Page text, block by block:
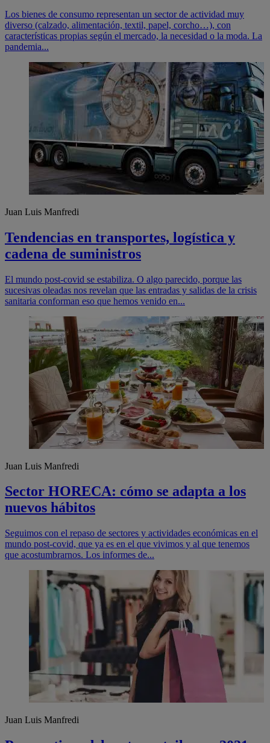
Los bienes de consumo representan un sector de actividad muy
diverso (calzado, alimentación, textil, papel, corcho…), con
características propias según el mercado, la necesidad o la moda. La
pandemia...
Juan Luis Manfredi
Tendencias en transportes, logística y
cadena de suministros
El mundo post-covid se estabiliza. O algo parecido, porque las
sucesivas oleadas nos revelan que las entradas y salidas de la crisis
sanitaria conforman eso que hemos venido en...
Juan Luis Manfredi
Sector HORECA: cómo se adapta a los
nuevos hábitos
Seguimos con el repaso de sectores y actividades económicas en el
mundo post-covid, que ya es en el que vivimos y al que tenemos
que acostumbrarnos. Los informes de...
Juan Luis Manfredi